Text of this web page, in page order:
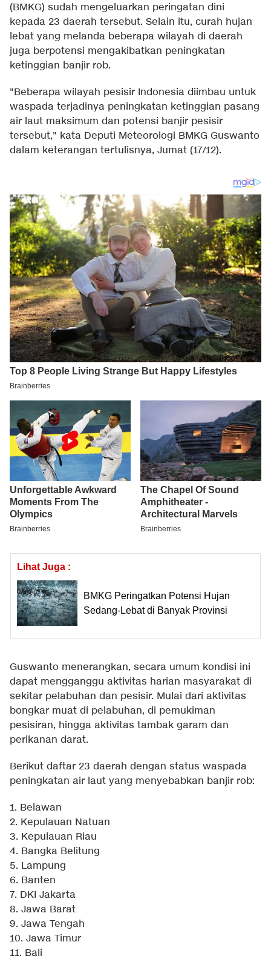
(BMKG) sudah mengeluarkan peringatan dini
kepada 23 daerah tersebut. Selain itu, curah hujan
lebat yang melanda beberapa wilayah di daerah
juga berpotensi mengakibatkan peningkatan
ketinggian banjir rob.
"Beberapa wilayah pesisir Indonesia diimbau untuk
waspada terjadinya peningkatan ketinggian pasang
air laut maksimum dan potensi banjir pesisir
tersebut," kata Deputi Meteorologi BMKG Guswanto
dalam keterangan tertulisnya, Jumat (17/12).
Lihat Juga :
BMKG Peringatkan Potensi Hujan
Sedang-Lebat di Banyak Provinsi
Guswanto menerangkan, secara umum kondisi ini
dapat mengganggu aktivitas harian masyarakat di
sekitar pelabuhan dan pesisir. Mulai dari aktivitas
bongkar muat di pelabuhan, di pemukiman
pesisiran, hingga aktivitas tambak garam dan
perikanan darat.
Berikut daftar 23 daerah dengan status waspada
peningkatan air laut yang menyebabkan banjir rob:
1. Belawan
2. Kepulauan Natuan
3. Kepulauan Riau
4. Bangka Belitung
5. Lampung
6. Banten
7. DKI Jakarta
8. Jawa Barat
9. Jawa Tengah
10. Jawa Timur
11. Bali